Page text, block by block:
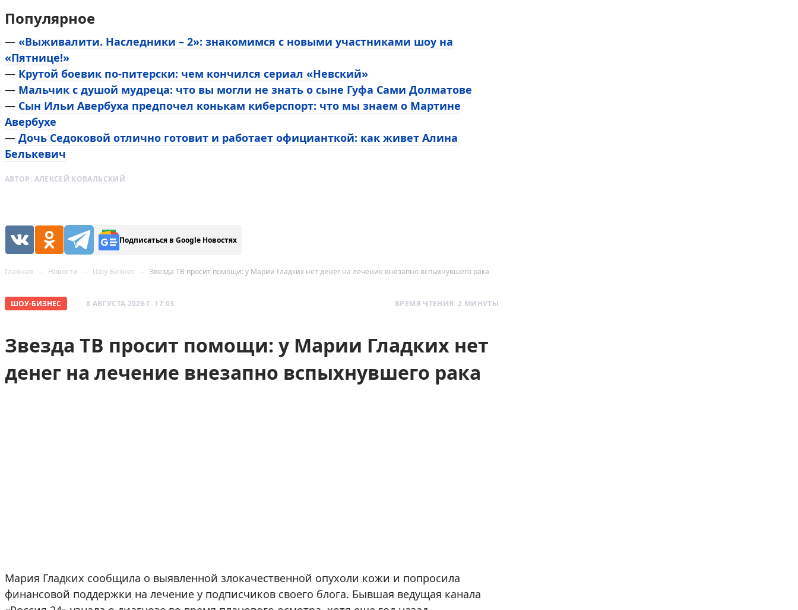
Популярное
— «Выживалити. Наследники – 2»: знакомимся с новыми участниками шоу на
«Пятнице!»
— Крутой боевик по-питерски: чем кончился сериал «Невский»
— Мальчик с душой мудреца: что вы могли не знать о сыне Гуфа Сами Долматове
— Сын Ильи Авербуха предпочел конькам киберспорт: что мы знаем о Мартине
Авербухе
— Дочь Седоковой отлично готовит и работает официанткой: как живет Алина
Белькевич
АВТОР: АЛЕКСЕЙ КОВАЛЬСКИЙ
Подписаться в Google Новостях
Главная Новости Шоу-Бизнес Звезда ТВ просит помощи: у Марии Гладких нет денег на лечение внезапно вспыхнувшего рака
ШОУ-БИЗНЕС 8 АВГУСТА 2026 Г. 17:03 ВРЕМЯ ЧТЕНИЯ: 2 МИНУТЫ
Звезда ТВ просит помощи: у Марии Гладких нет
денег на лечение внезапно вспыхнувшего рака
Мария Гладких сообщила о выявленной злокачественной опухоли кожи и попросила
финансовой поддержки на лечение у подписчиков своего блога. Бывшая ведущая канала